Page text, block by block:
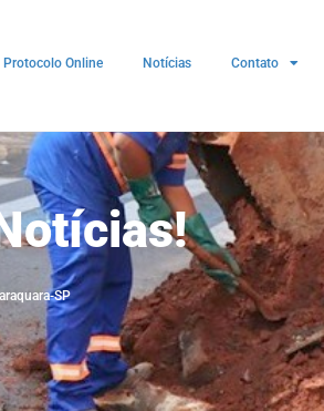
Protocolo Online Notícias Contato
SP